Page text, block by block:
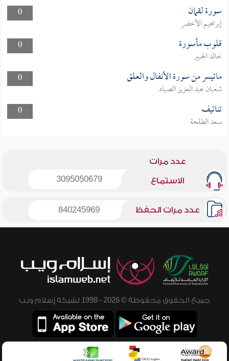
0
سورة لقمان
إبراهيم الأخضر
0
قلوب مأسورة
خالد الجبير
0
ماتيسر من سورة الأنفال والعلق
شعبان عبد العزيز الصياد
0
تناتيف
سعد الطلحة
عدد مرات
الاستماع 3095050679
عدد مرات الحفظ 840245969
جميع الحقوق محفوظة © 2026 - 1998 لشبكة إسلام ويب